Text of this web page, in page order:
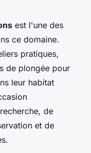
est l'une des
ce domaine.
pratiques,
de plongée pour
leur habitat
de
et de